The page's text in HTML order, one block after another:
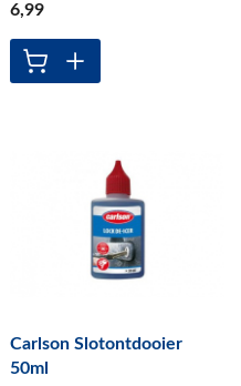
6,99
Carlson Slotontdooier
50ml